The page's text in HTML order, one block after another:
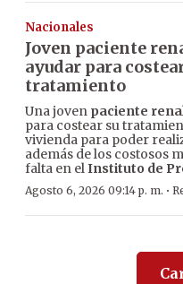
Nacionales
Joven paciente
ayudar para
tratamiento
Una joven paciente
para costear su
vivienda para poder
además de los costosos
falta en elInstituto de
Agosto 6, 2026 09:14 p. m. ·